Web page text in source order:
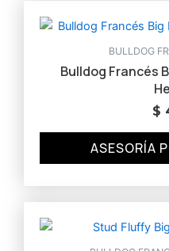
BULLDOG
Bulldog Francés
$
ASESORÍA